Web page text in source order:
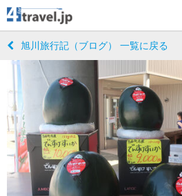
旭川旅行記（ブログ） 一覧に戻る